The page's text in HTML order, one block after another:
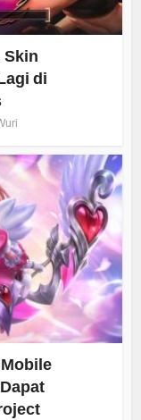
Skin
di